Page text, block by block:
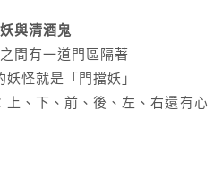
與清酒鬼
間有一道門區隔著
怪就是「門擋妖」
上、下、前、後、左、右還有心